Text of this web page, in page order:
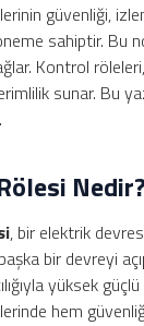
güvenliği,
sahiptir. Bu
Kontrol
sunar. Bu
Nedir?
, bir elektrik
başka bir devreyi
yüksek
hem